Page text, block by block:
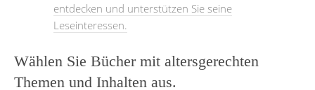
entdecken und unterstützen Sie seine
Leseinteressen.
Wählen Sie Bücher mit altersgerechten
Themen und Inhalten aus.